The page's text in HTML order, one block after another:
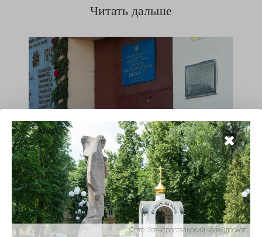
Читать дальше
Школа — госпиталь — школа
17.05.2020 - 0
«Доблестно жившие, смерть сокрушившие,
память о вас не умрёт!» — эти слова высечены
над фамилиями бойцов, память которых чтят в
электростальской школе №2. Большая
мемориальная доска расположена слева при
входе в школу. Глаза бегут по строчкам, читают
фамилии: Перевёрткин, Сеткин, Паньков,
Фото: Электростальский калейдоскоп